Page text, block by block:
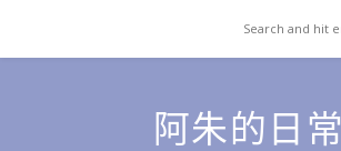
content
阿朱的日常